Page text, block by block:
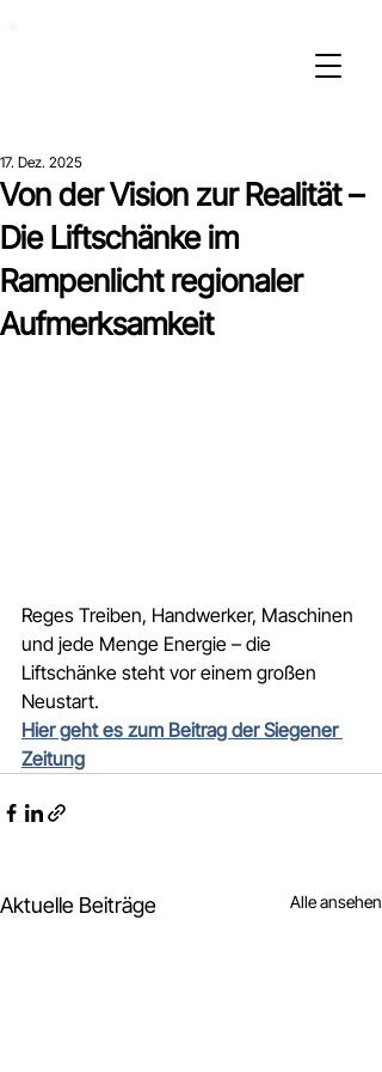
Von der Vision zur Realität –
Die Liftschänke im
Rampenlicht regionaler
Aufmerksamkeit
17. Dez. 2025
Reges Treiben, Handwerker, Maschinen
und jede Menge Energie – die
Liftschänke steht vor einem großen
Neustart.
Hier geht es zum Beitrag der Siegener
Zeitung
Aktuelle Beiträge Alle ansehen